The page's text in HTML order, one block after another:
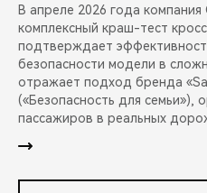
В апреле 2026 года
комплексный краш-тест
подтверждает
безопасности модели в
отражает подход бренда
(«Безопасность для семьи»),
пассажиров в реальных